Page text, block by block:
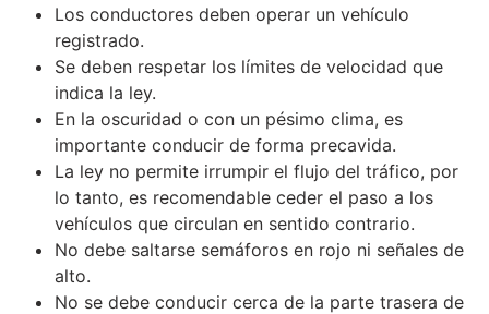
Los conductores deben operar un vehículo
registrado.
Se deben respetar los límites de velocidad que
indica la ley.
En la oscuridad o con un pésimo clima, es
importante conducir de forma precavida.
La ley no permite irrumpir el flujo del tráfico, por
lo tanto, es recomendable ceder el paso a los
vehículos que circulan en sentido contrario.
No debe saltarse semáforos en rojo ni señales de
alto.
No se debe conducir cerca de la parte trasera de